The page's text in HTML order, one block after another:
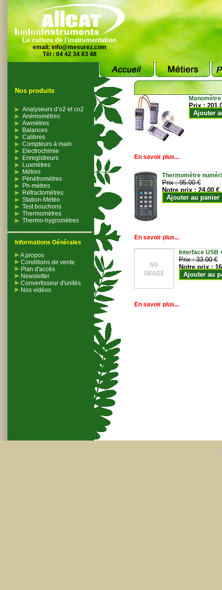
La culture de l'instrumentation
email: info@mesurez.com
Tél : 04 42 34 83 48
Nos produits
Analyseurs d’o2 et co2
Anémomètres
Awmètres
Balances
Calibres
Compteurs à main
Electrochimie
Enregistreurs
Luxmètres
Mètres
Pénétromètres
Ph-mètres
Réfractomètres
Station-Météo
Test bouchons
Thermomètres
Thermo-hygromètres
Informations Générales
A propos
Conditions de vente
Plan d'accès
Newsletter
Convertisseur d'unités
Nos vidéos
Prix :
Ajouter
En savoir plus...
Thermomètre
Prix :95.00 €
Notre prix :24.00 €
Ajouter au panier
En savoir plus...
Interface USB
Prix :33.00 €
Notre prix :
Ajouter au
En savoir plus...